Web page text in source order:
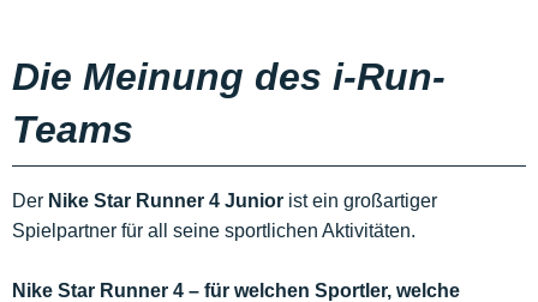
Die Meinung des i-Run-
Teams
Der Nike Star Runner 4 Junior ist ein großartiger
Spielpartner für all seine sportlichen Aktivitäten.
Nike Star Runner 4 – für welchen Sportler, welche